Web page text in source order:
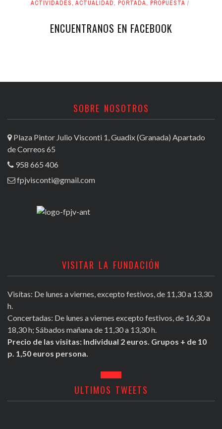
ACTIVIDADES, ACTUALIDAD, PORTADA, PROPUESTA
ENCUENTRANOS EN FACEBOOK
SOBRE NOSOTROS
Plaza Pintor Julio Visconti 1, Guadix (Granada) Apartado
de Correos 65
958 665 406
fpjvisconti@gmail.com
VISITAR LA FUNDACIÓN
Visítas: De lunes a viernes, excepto festivos, de 11,30 a 13,30
h.
Concertadas: De lunes a viernes excepto festivos, de 16,30 a
18,30 h; Sábados mañana de 11,30 a 13,30 h.
Precio de las visitas: Individual 2 euros. Grupos + de 10
p. 1,50 euros persona.
ULTIMOS TWEETS